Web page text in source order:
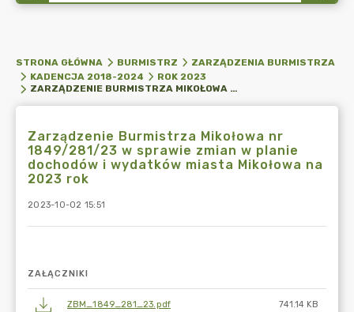
STRONA GŁÓWNA BURMISTRZ
ZARZĄDZENIA BURMISTRZA
KADENCJA 2018-2024
ROK 2023
ZARZĄDZENIE BURMISTRZA MIKOŁOWA NR 1849/281/23 W SPRAWIE ZMIAN W PLANIE DOCHODÓW I WYDATKÓW MIASTA MIKOŁOWA NA 2023 ROK
Zarządzenie Burmistrza Mikołowa nr
1849/281/23 w sprawie zmian w planie
dochodów i wydatków miasta Mikołowa na
2023 rok
2023-10-02 15:51
ZAŁĄCZNIKI
ZBM_1849_281_23.pdf 741.14 KB